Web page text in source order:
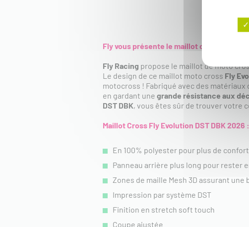
Fly vous présente le maillot cross
Fly Racing propose le maillot de moto
Le design de ce maillot moto cross Fly
motocross ! Fabriqué avec des matériaux
en gardant une grande résistance aux
DST DBK, vous êtes sûr de trouver votre
Maillot Cross Fly Evolution DST DBK 2026 :
En 100% polyester pour plus de confort
Panneau arrière plus long pour rester
Zones de maille Mesh 3D assurant
Impression par système DST
Finition en stretch soft touch
Coupe ajustée